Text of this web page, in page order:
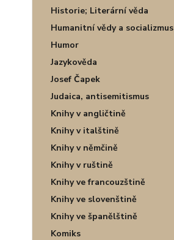
Historie; Literární věda
Humanitní vědy a socializmus
Humor
Jazykověda
Josef Čapek
Judaica, antisemitismus
Knihy v angličtině
Knihy v italštině
Knihy v němčině
Knihy v ruštině
Knihy ve francouzštině
Knihy ve slovenštině
Knihy ve španělštině
Komiks